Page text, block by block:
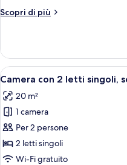
Scopri di più
Altri
Elite
Apri
tutte
le
foto
per
Camera
con
5
Camera con 2 letti singoli,
20 m²
1 camera
Per 2 persone
2 letti singoli
Wi-Fi gratuito